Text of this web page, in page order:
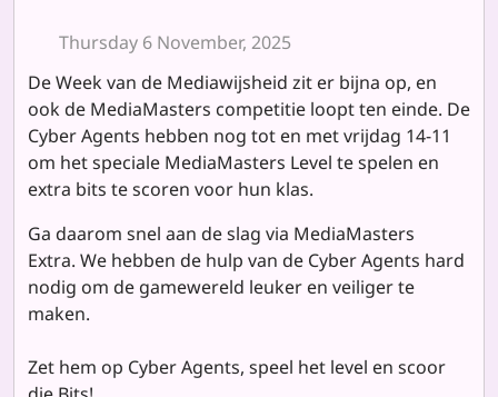
Thursday 6 November, 2025
De Week van de Mediawijsheid zit er bijna op, en
ook de MediaMasters competitie loopt ten einde. De
Cyber Agents hebben nog tot en met vrijdag 14-11
om het speciale MediaMasters Level te spelen en
extra bits te scoren voor hun klas.
Ga daarom snel aan de slag via MediaMasters
Extra. We hebben de hulp van de Cyber Agents hard
nodig om de gamewereld leuker en veiliger te
maken.
Zet hem op Cyber Agents, speel het level en scoor